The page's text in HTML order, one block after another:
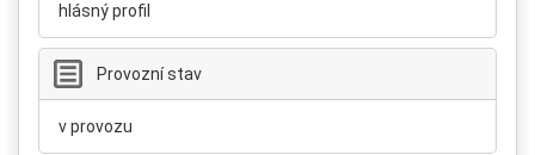
hlásný profil
Provozní stav
v provozu